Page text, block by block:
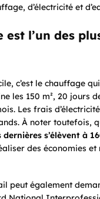
d’électricité et
est l’un des
c’est le chauffage
les 150 m², 20 jours
Les frais
À noter toutefois,
dernières s’élèvent à
des économies
peut également